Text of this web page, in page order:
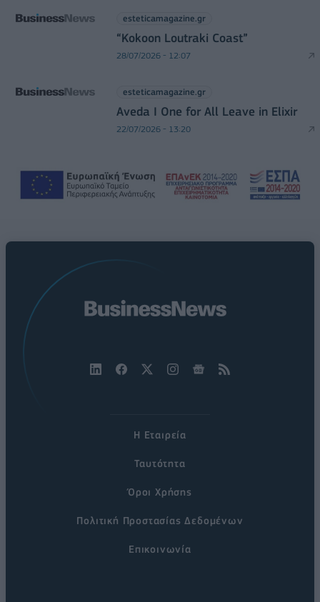
esteticamagazine.gr
“Kokoon Loutraki Coast”
28/07/2026 - 12:07
esteticamagazine.gr
Aveda I One for All Leave in Elixir
22/07/2026 - 13:20
Η Εταιρεία
Ταυτότητα
Όροι Χρήσης
Πολιτική Προστασίας Δεδομένων
Επικοινωνία